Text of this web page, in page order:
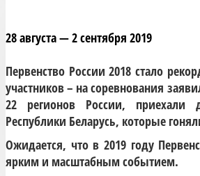
28 августа — 2 сентября 2019
Первенство России 2018 стало
участников – на соревнования
22 регионов России, приехали
Республики Беларусь, которые
Ожидается, что в 2019 году
ярким и масштабным событием.